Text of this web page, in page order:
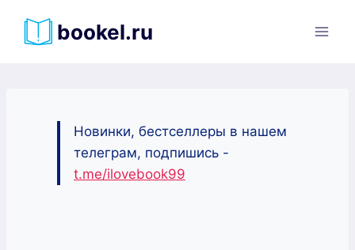
bookel.ru
Новинки, бестселлеры в нашем
телеграм, подпишись -
t.me/ilovebook99